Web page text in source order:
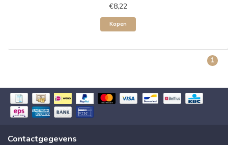
€8,22
Kopen
1
Contactgegevens